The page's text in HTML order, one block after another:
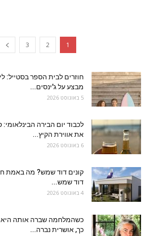
1
2
3
חוזרים לבית הספר בסטייל:
מבצע על ג'ינסים...
5 באוגוסט 2026
לכבוד יום הבירה
את אווירת הקיץ...
6 באוגוסט 2026
קונים דוד שמש? מה באמת
דוד שמש...
4 באוגוסט 2026
כשהמלחמה שברה אותה היא
כך, אושרית נברה...